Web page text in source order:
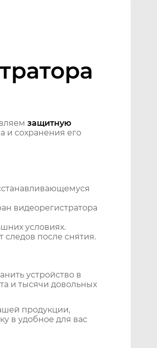
защитную
и сохранения его
видеорегистратора
условиях.
следов после снятия.
устройство в
и тысячи довольных
продукции,
в удобное для вас